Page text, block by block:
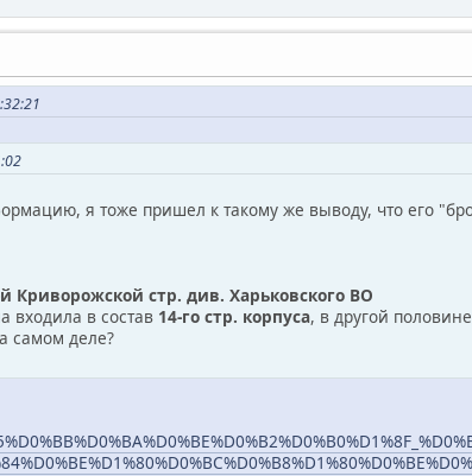
я тоже пришел к такому же выводу, что его
й Криворожской стр. див. Харьковского ВО
входила в состав 14-го стр. корпуса, в другой
самом деле?